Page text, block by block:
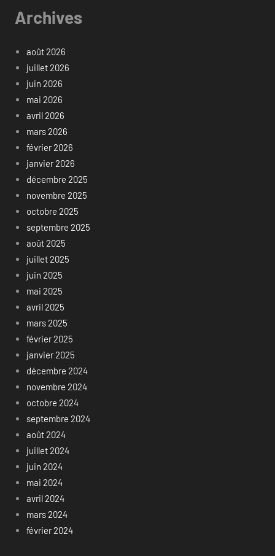
Archives
août 2026
juillet 2026
juin 2026
mai 2026
avril 2026
mars 2026
février 2026
janvier 2026
décembre 2025
novembre 2025
octobre 2025
septembre 2025
août 2025
juillet 2025
juin 2025
mai 2025
avril 2025
mars 2025
février 2025
janvier 2025
décembre 2024
novembre 2024
octobre 2024
septembre 2024
août 2024
juillet 2024
juin 2024
mai 2024
avril 2024
mars 2024
février 2024